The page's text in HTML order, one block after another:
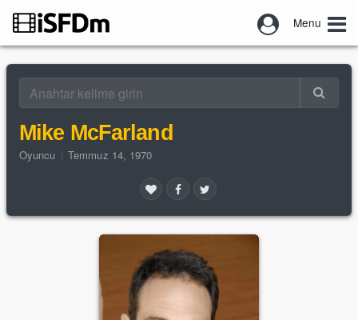
Menu
Mike McFarland
Oyuncu Temmuz 14, 1970